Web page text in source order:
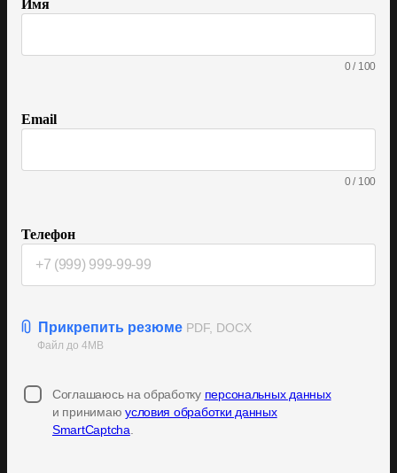
Имя
0/ 100
Email
0/ 100
Телефон
Прикрепить резюме PDF, DOCX
Файл до 4MB
Соглашаюсь на обработку персональных данных
и принимаю условия обработки данных
SmartCaptcha